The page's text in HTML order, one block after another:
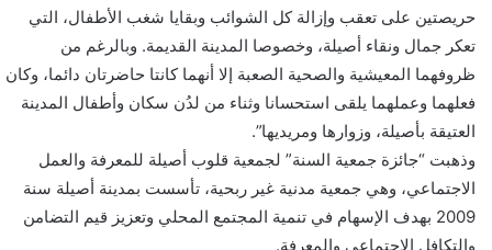
حريصتين على تعقب وإزالة كل الشوائب وبقايا شغب الأطفال، التي
تعكر جمال ونقاء أصيلة، وخصوصا المدينة القديمة. وبالرغم من
ظروفهما المعيشية والصحية الصعبة إلا أنهما كانتا حاضرتان دائما، وكان
فعلهما وعملهما يلقى استحسانا وثناء من لدُن سكان وأطفال المدينة
العتيقة بأصيلة، وزوارها ومريديها”.
وذهبت “جائزة جمعية السنة” لجمعية قلوب أصيلة للمعرفة والعمل
الاجتماعي، وهي جمعية مدنية غير ربحية، تأسست بمدينة أصيلة سنة
2009 بهدف الإسهام في تنمية المجتمع المحلي وتعزيز قيم التضامن
والتكافل الاجتماعي والمعرفة.